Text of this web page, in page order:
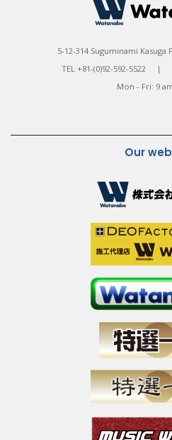
5-12-314 Suguminami Kasuga
TEL +81-(0)92-592-5522 |
Mon - Fri: 9
Our